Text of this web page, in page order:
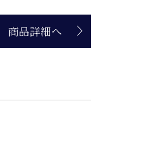
商品詳細へ